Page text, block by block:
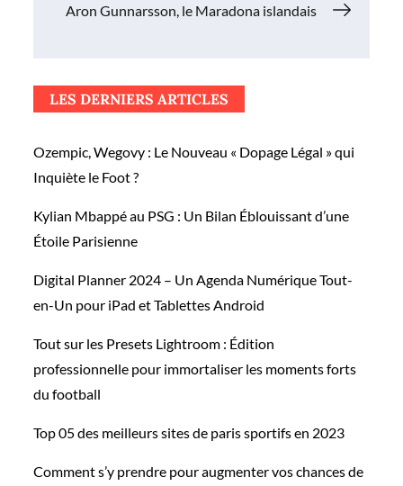
Aron Gunnarsson, le Maradona islandais
LES DERNIERS ARTICLES
Ozempic, Wegovy : Le Nouveau « Dopage Légal » qui
Inquiète le Foot ?
Kylian Mbappé au PSG : Un Bilan Éblouissant d’une
Étoile Parisienne
Digital Planner 2024 – Un Agenda Numérique Tout-
en-Un pour iPad et Tablettes Android
Tout sur les Presets Lightroom : Édition
professionnelle pour immortaliser les moments forts
du football
Top 05 des meilleurs sites de paris sportifs en 2023
Comment s’y prendre pour augmenter vos chances de